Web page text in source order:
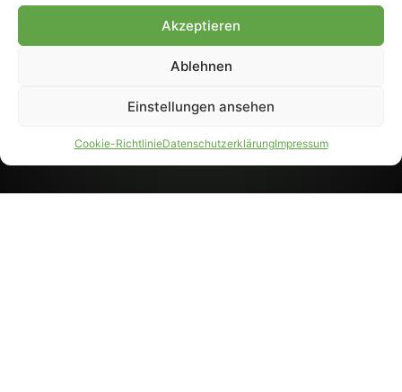
Akzeptieren
Ablehnen
Einstellungen ansehen
Cookie-RichtlinieDatenschutzerklärungImpressum
Weiterverarbeitung, auch
Genehmigung.
PARTNER WERDEN
AGB